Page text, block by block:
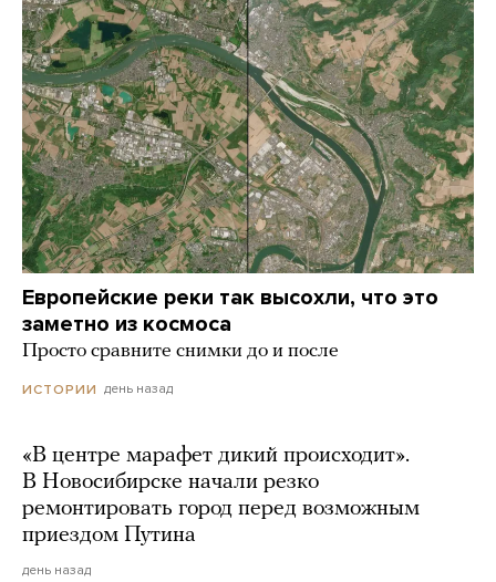
Европейские реки так высохли, что это
заметно из космоса
Просто сравните снимки до и после
ИСТОРИИ день назад
«В центре марафет дикий происходит».
В Новосибирске начали резко
ремонтировать город перед возможным
приездом Путина
день назад